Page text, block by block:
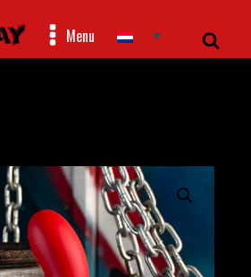
Menu